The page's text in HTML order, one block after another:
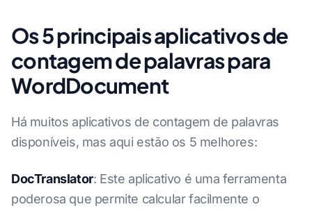
Os 5 principais aplicativos de
contagem de palavras para
WordDocument
Há muitos aplicativos de contagem de palavras
disponíveis, mas aqui estão os 5 melhores:
DocTranslator: Este aplicativo é uma ferramenta
poderosa que permite calcular facilmente o